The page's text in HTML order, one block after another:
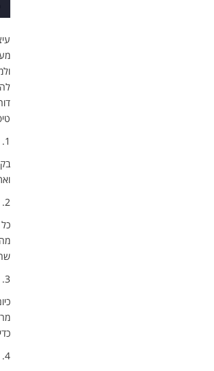
1.
2.
3.
4.